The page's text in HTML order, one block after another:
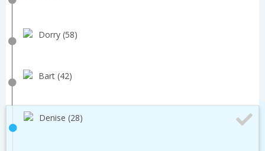
Dorry (58)
Bart (42)
Denise (28)